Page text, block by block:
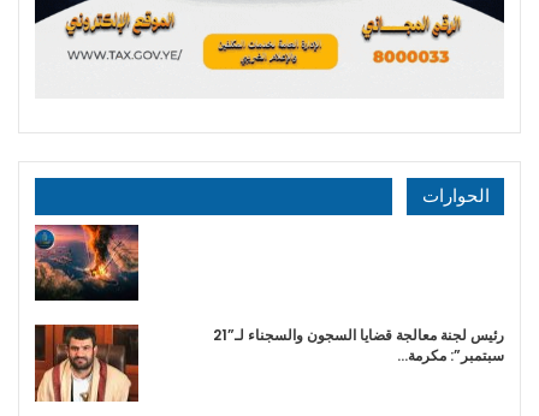
الحوارات
رئيس لجنة معالجة قضايا السجون والسجناء لـ”21
سبتمبر”: مكرمة…